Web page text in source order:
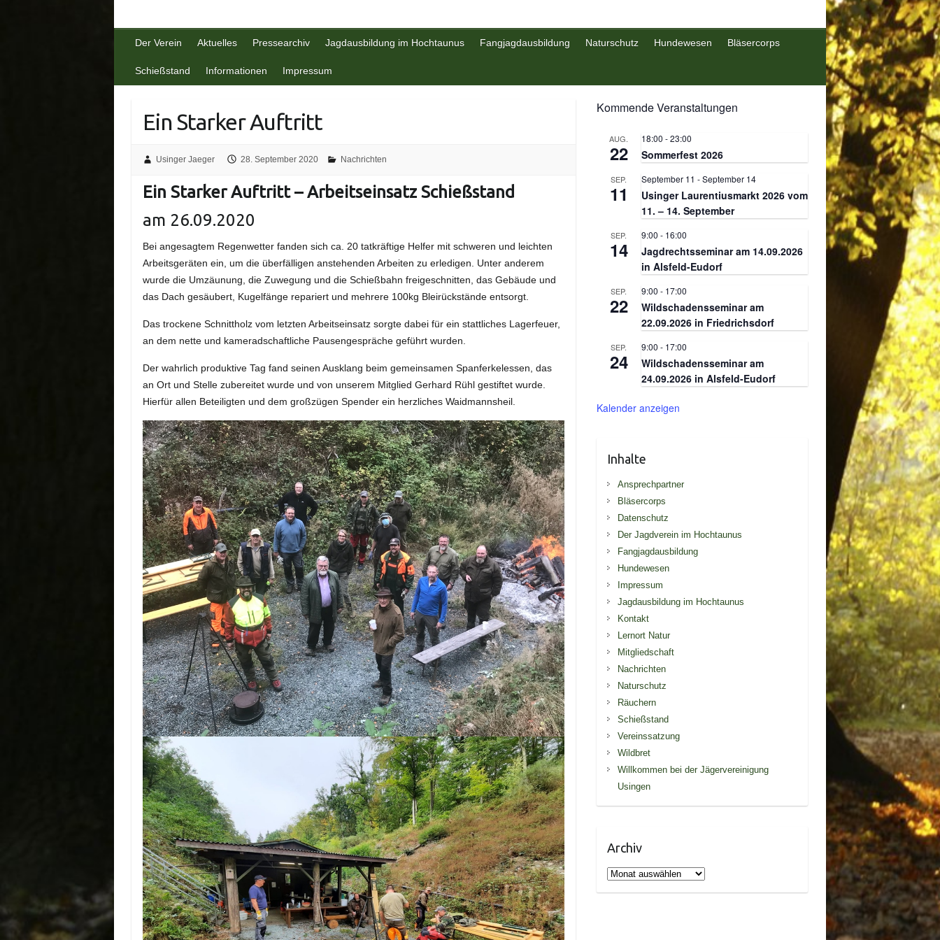
Der Verein Aktuelles Pressearchiv Jagdausbildung im Hochtaunus Fangjagdausbildung Naturschutz Hundewesen Bläsercorps
Schießstand Informationen Impressum
Ein Starker Auftritt
Usinger Jaeger 28. September 2020 Nachrichten
Ein Starker Auftritt – Arbeitseinsatz Schießstand
am 26.09.2020
Bei angesagtem Regenwetter fanden sich ca. 20 tatkräftige Helfer mit schweren und leichten
Arbeitsgeräten ein, um die überfälligen anstehenden Arbeiten zu erledigen. Unter anderem
wurde die Umzäunung, die Zuwegung und die Schießbahn freigeschnitten, das Gebäude und
das Dach gesäubert, Kugelfänge repariert und mehrere 100kg Bleirückstände entsorgt.
Das trockene Schnittholz vom letzten Arbeitseinsatz sorgte dabei für ein stattliches Lagerfeuer,
an dem nette und kameradschaftliche Pausengespräche geführt wurden.
Der wahrlich produktive Tag fand seinen Ausklang beim gemeinsamen Spanferkelessen, das
an Ort und Stelle zubereitet wurde und von unserem Mitglied Gerhard Rühl gestiftet wurde.
Hierfür allen Beteiligten und dem großzügen Spender ein herzliches Waidmannsheil.
Kommende Veranstaltungen
AUG.
22
18:00 -23:00
Sommerfest 2026
SEP.
11
September 11 -September 14
Usinger Laurentiusmarkt 2026 vom
11. – 14. September
SEP.
14
9:00 - 16:00
Jagdrechtsseminar am 14.09.2026
in Alsfeld-Eudorf
SEP.
22
9:00 - 17:00
Wildschadensseminar am
22.09.2026 in Friedrichsdorf
SEP.
24
9:00 - 17:00
Wildschadensseminar am
24.09.2026 in Alsfeld-Eudorf
Kalender anzeigen
Inhalte
Ansprechpartner
Bläsercorps
Datenschutz
Der Jagdverein im Hochtaunus
Fangjagdausbildung
Hundewesen
Impressum
Jagdausbildung im Hochtaunus
Kontakt
Lernort Natur
Mitgliedschaft
Nachrichten
Naturschutz
Räuchern
Schießstand
Vereinssatzung
Wildbret
Willkommen bei der Jägervereinigung
Usingen
Archiv
Archiv